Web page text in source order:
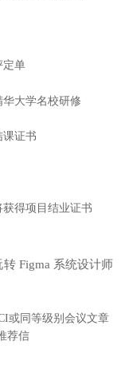
定单
大学名校研修
课证书
得项目结业证书
转 Figma 系统设计师
或同等级别会议文章
荐信